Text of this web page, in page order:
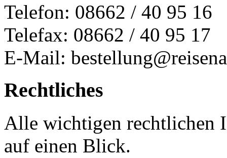
Telefon: 08662 / 40 95 16
Telefax: 08662 / 40 95 17
E-Mail:
Rechtliches
Alle wichtigen rechtlichen
auf einen Blick.